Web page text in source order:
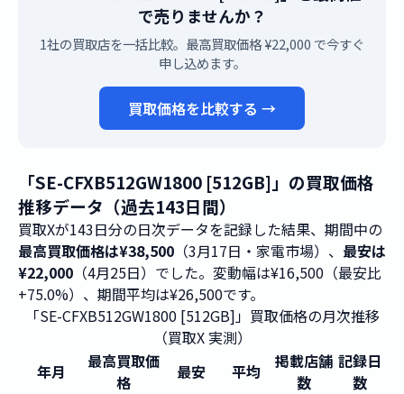
で売りませんか？
1社の買取店を一括比較。最高買取価格 ¥22,000 で今すぐ
申し込めます。
買取価格を比較する →
「SE-CFXB512GW1800 [512GB]」の買取価格
推移データ（過去143日間）
買取Xが143日分の日次データを記録した結果、期間中の
最高買取価格は¥38,500 （3月17日・家電市場）、 最安は
¥22,000 （4月25日）でした。変動幅は¥16,500（最安比
+75.0%）、期間平均は¥26,500です。
「SE-CFXB512GW1800 [512GB]」買取価格の月次推移
（買取X 実測）
年月
最高買取価
格
最安 平均
掲載店舗
数
記録日
数